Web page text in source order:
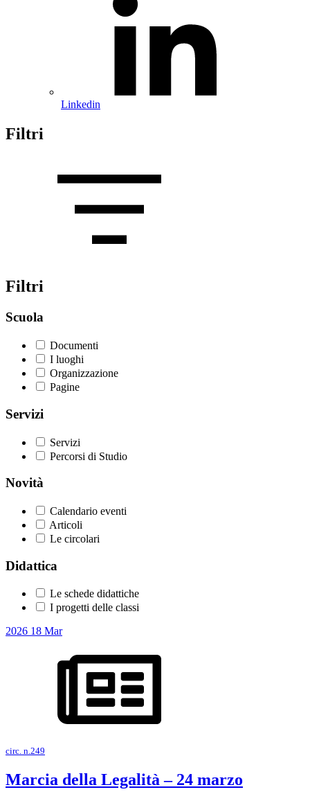
Linkedin
Filtri
Filtri
Scuola
Documenti
I luoghi
Organizzazione
Pagine
Servizi
Servizi
Percorsi di Studio
Novità
Calendario eventi
Articoli
Le circolari
Didattica
Le schede didattiche
I progetti delle classi
2026 18 Mar
circ. n.249
Marcia della Legalità – 24 marzo